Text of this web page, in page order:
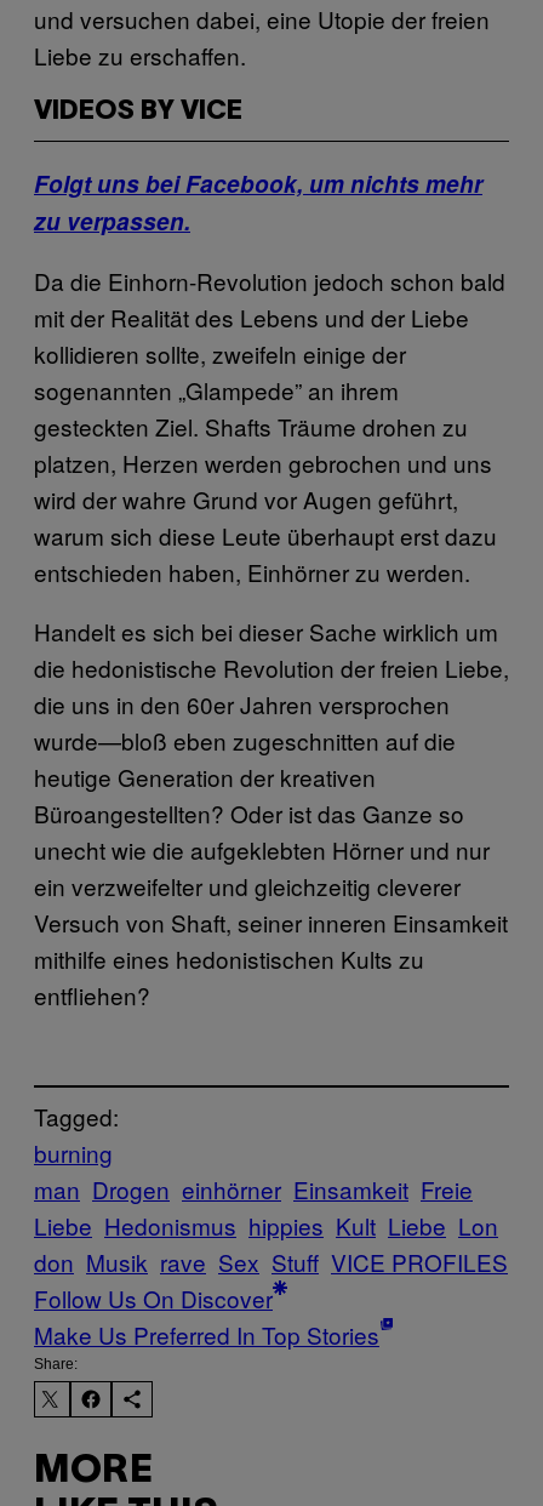
und versuchen dabei, eine Utopie der freien
Liebe zu erschaffen.
VIDEOS BY VICE
Folgt uns bei Facebook, um nichts mehr
zu verpassen.
Da die Einhorn-Revolution jedoch schon bald
mit der Realität des Lebens und der Liebe
kollidieren sollte, zweifeln einige der
sogenannten „Glampede” an ihrem
gesteckten Ziel. Shafts Träume drohen zu
platzen, Herzen werden gebrochen und uns
wird der wahre Grund vor Augen geführt,
warum sich diese Leute überhaupt erst dazu
entschieden haben, Einhörner zu werden.
Handelt es sich bei dieser Sache wirklich um
die hedonistische Revolution der freien Liebe,
die uns in den 60er Jahren versprochen
wurde—bloß eben zugeschnitten auf die
heutige Generation der kreativen
Büroangestellten? Oder ist das Ganze so
unecht wie die aufgeklebten Hörner und nur
ein verzweifelter und gleichzeitig cleverer
Versuch von Shaft, seiner inneren Einsamkeit
mithilfe eines hedonistischen Kults zu
entfliehen?
Tagged:
burning
man Drogen einhörner Einsamkeit Freie
Liebe Hedonismus hippies Kult Liebe Lon
don Musik rave Sex Stuff VICE PROFILES
Follow Us On Discover
Make Us Preferred In Top Stories
Share:
MORE